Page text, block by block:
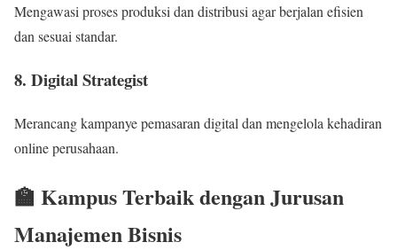
Mengawasi proses produksi dan distribusi agar berjalan efisien
dan sesuai standar.
8. Digital Strategist
Merancang kampanye pemasaran digital dan mengelola kehadiran
online perusahaan.
🏫 Kampus Terbaik dengan Jurusan
Manajemen Bisnis